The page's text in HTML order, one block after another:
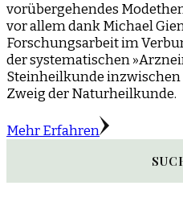
vorübergehendes
vor allem dank Michael
Forschungsarbeit im
der systematischen
Steinheilkunde
Zweig der Naturheilkunde.
Mehr Erfahren